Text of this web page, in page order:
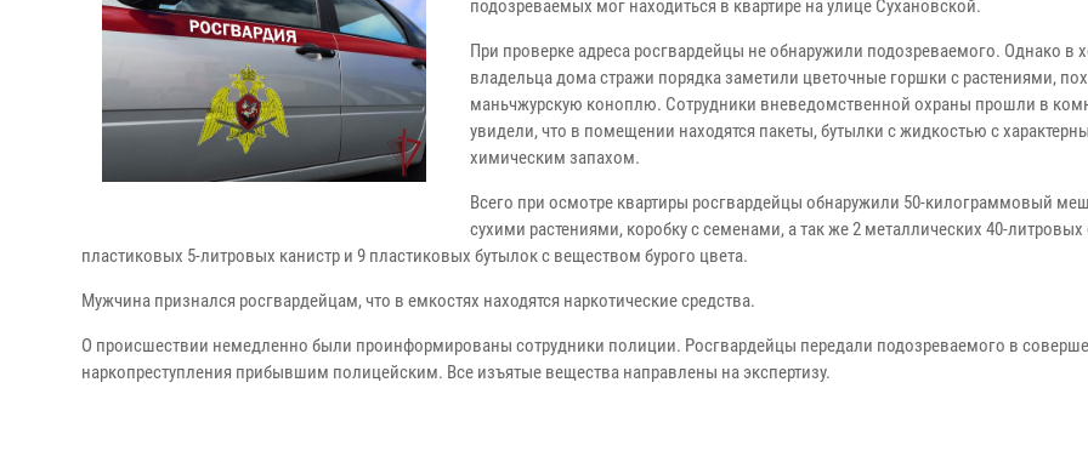
подозреваемых мог находиться в квартире на улице Сухановской.
При проверке адреса росгвардейцы не обнаружили подозреваемого. Однако в
владельца дома стражи порядка заметили цветочные горшки с растениями,
маньчжурскую коноплю. Сотрудники вневедомственной охраны прошли в
увидели, что в помещении находятся пакеты, бутылки с жидкостью с
химическим запахом.
Всего при осмотре квартиры росгвардейцы обнаружили 50-килограммовый
сухими растениями, коробку с семенами, а так же 2 металлических 40-литровых
пластиковых 5-литровых канистр и 9 пластиковых бутылок с веществом бурого цвета.
Мужчина признался росгвардейцам, что в емкостях находятся наркотические средства.
О происшествии немедленно были проинформированы сотрудники полиции. Росгвардейцы передали подозреваемого в
наркопреступления прибывшим полицейским. Все изъятые вещества направлены на экспертизу.